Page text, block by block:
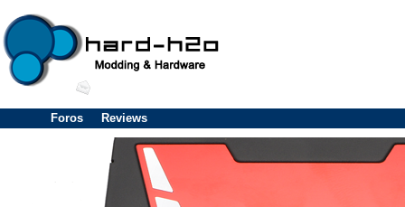
Foros Reviews